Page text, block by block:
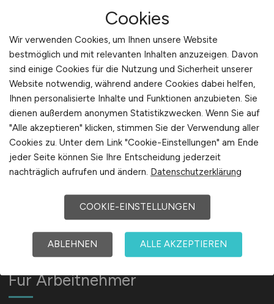
Berufsgruppen: Mediziner, Ärzte, Krankenpflege,
Altenpflege, Medizintechnik, Verwaltung,
Rettungsdienst, Therapie, Pharmazie, MFA, MTA,
Labor, uvm.
Für Arbeitnehmer
Für Arbeitgeber
Stellenanzeigen schalten
Mediadaten & Konditionen
Arbeitgeber Kontakt
Cookies
Wir verwenden Cookies, um Ihnen unsere Website
bestmöglich und mit relevanten Inhalten anzuzeigen. Davon
sind einige Cookies für die Nutzung und Sicherheit unserer
Website notwendig, während andere Cookies dabei helfen,
Ihnen personalisierte Inhalte und Funktionen anzubieten. Sie
dienen außerdem anonymen Statistikzwecken. Wenn Sie auf
"Alle akzeptieren" klicken, stimmen Sie der Verwendung aller
Cookies zu. Unter dem Link "Cookie-Einstellungen" am Ende
jeder Seite können Sie Ihre Entscheidung jederzeit
nachträglich aufrufen und ändern. Datenschutzerklärung
COOKIE-EINSTELLUNGEN
ABLEHNEN ALLE AKZEPTIEREN